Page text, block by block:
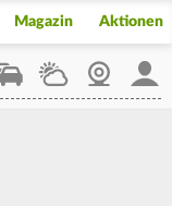
Magazin Aktionen
WetterWebcam